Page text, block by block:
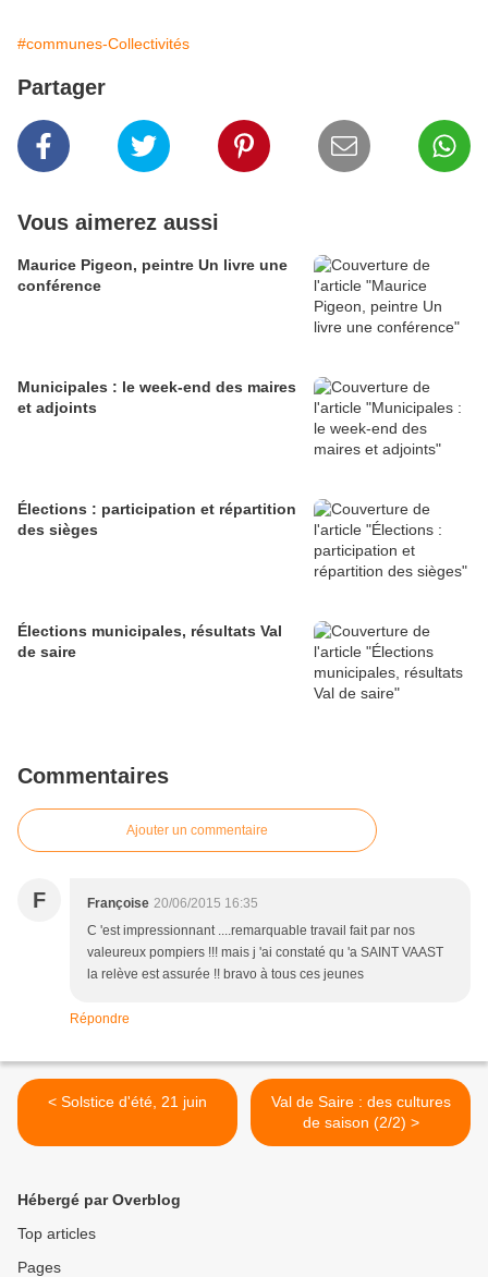
#communes-Collectivités
Partager
Vous aimerez aussi
Maurice Pigeon, peintre Un livre une
conférence
Municipales : le week-end des maires
et adjoints
Élections : participation et répartition
des sièges
Élections municipales, résultats Val
de saire
Commentaires
Ajouter un commentaire
F Françoise 20/06/2015 16:35
C 'est impressionnant ....remarquable travail fait par nos
valeureux pompiers !!! mais j 'ai constaté qu 'a SAINT VAAST
la relève est assurée !! bravo à tous ces jeunes
Répondre
< Solstice d'été, 21 juin
Val de Saire : des cultures
de saison (2/2) >
Hébergé par Overblog
Top articles
Pages